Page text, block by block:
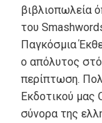
βιβλιοπωλεία
του
Παγκόσμια
ο απόλυτος
περίπτωση.
Εκδοτικού μας
σύνορα της